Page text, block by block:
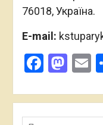
76018, Україна.
E-mail:
Пошук: